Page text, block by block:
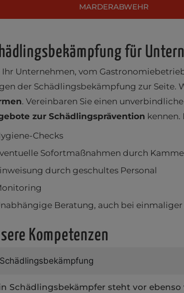
MARDERABWEHR
für
Ihr Unternehmen, vom
der Schädlingsbekämpfung zur Seite.
. Vereinbaren Sie einen
zur Schädlingsprävention kennen.
Checks
Sofortmaßnahmen durch
durch geschultes Personal
Beratung, auch bei
Kompetenzen
Schädlingsbekämpfer steht vor